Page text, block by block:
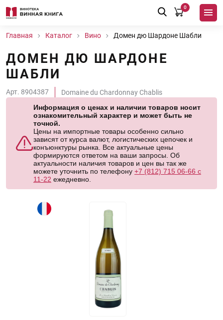
0
Главная Каталог Вино Домен дю Шардоне Шабли
ДОМЕН ДЮ ШАРДОНЕ
ШАБЛИ
Арт. 8904387
Domaine du Chardonnay Chablis
Информация о ценах и наличии товаров носит
ознакомительный характер и может быть не
точной.
Цены на импортные товары особенно сильно
зависят от курса валют, логистических цепочек и
конъюнктуры рынка. Все актуальные цены
формируются ответом на ваши запросы. Об
актуальности наличия товаров и цен вы так же
можете уточнить по телефону +7 (812) 715 06-66 с
11-22 ежедневно.